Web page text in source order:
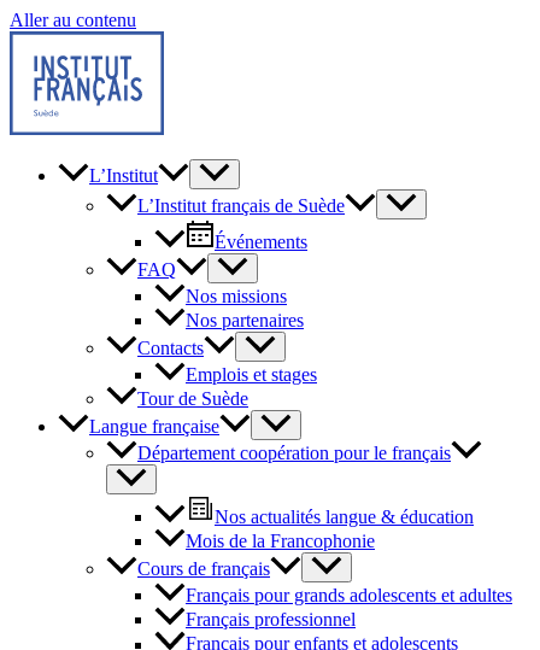
Aller au contenu
L’Institut
L’Institut français de Suède
Événements
FAQ
Nos missions
Nos partenaires
Contacts
Emplois et stages
Tour de Suède
Langue française
Département coopération pour le français
Nos actualités langue & éducation
Mois de la Francophonie
Cours de français
Français pour grands adolescents et adultes
Français professionnel
Français pour enfants et adolescents